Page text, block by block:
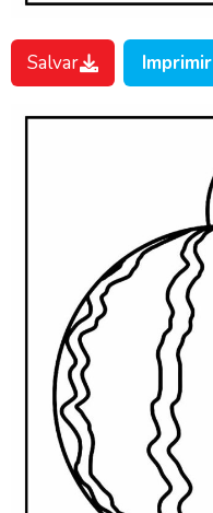
Salvar Imprimir